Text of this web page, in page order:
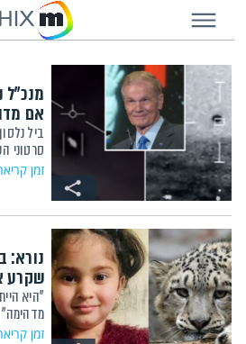
HIX
אם
ביל
סרטוני
זמן קריאה: 2
שקרע
"היא
מדהימה"
זמן קריאה: 1